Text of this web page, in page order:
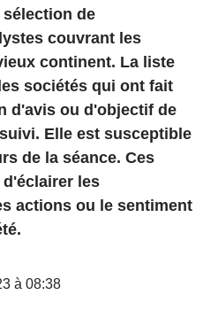
de
couvrant les
continent. La liste
sociétés qui ont fait
d'avis ou d'objectif de
Elle est susceptible
de la séance. Ces
les
actions ou le sentiment
à 08:38